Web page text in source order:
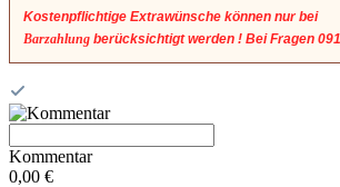
Kostenpflichtige Extrawünsche können nur bei
Barzahlung berücksichtigt werden ! Bei Fragen
Kommentar
0,00 €